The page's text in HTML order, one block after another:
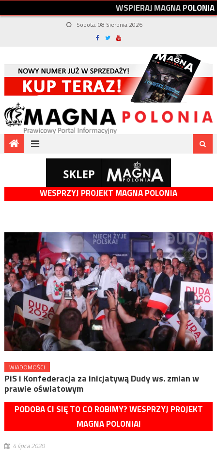
WSPIERAJMAGNAPOLONIA
Sobota, 08 Sierpnia 2026
WESPRZYJ PROJEKT MAGNA POLONIA
WIADOMOŚCI
PiS i Konfederacja za inicjatywą Dudy ws. zmian w
prawie oświatowym
PODOBA CI SIĘ TO CO ROBIMY? WESPRZYJ PROJEKT
MAGNA POLONIA!
4 lipca 2020